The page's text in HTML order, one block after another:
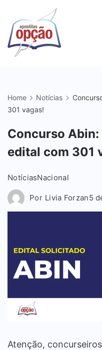
content
Home Notícias
301 vagas!
Concurso
edital com 301
NotíciasNacional
Por Livia Forzan5
Atenção,